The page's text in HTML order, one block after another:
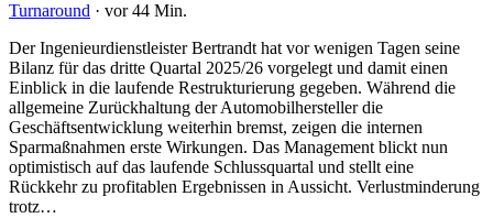
Turnaround · vor 44 Min.
Der Ingenieurdienstleister Bertrandt hat vor wenigen Tagen seine
Bilanz für das dritte Quartal 2025/26 vorgelegt und damit einen
Einblick in die laufende Restrukturierung gegeben. Während die
allgemeine Zurückhaltung der Automobilhersteller die
Geschäftsentwicklung weiterhin bremst, zeigen die internen
Sparmaßnahmen erste Wirkungen. Das Management blickt nun
optimistisch auf das laufende Schlussquartal und stellt eine
Rückkehr zu profitablen Ergebnissen in Aussicht. Verlustminderung
trotz…